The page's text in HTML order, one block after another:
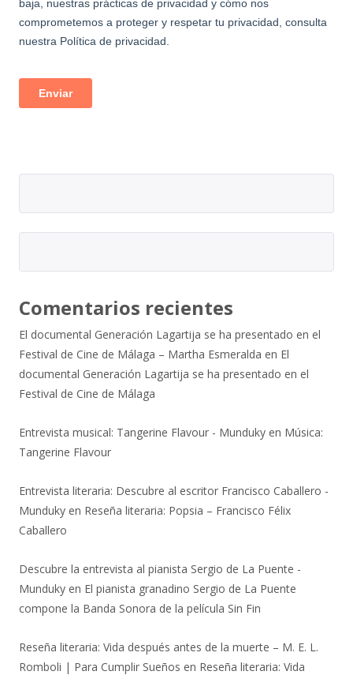
Comentarios recientes
El documental Generación Lagartija se ha presentado en el
Festival de Cine de Málaga – Martha Esmeralda en El
documental Generación Lagartija se ha presentado en el
Festival de Cine de Málaga
Entrevista musical: Tangerine Flavour - Munduky en Música:
Tangerine Flavour
Entrevista literaria: Descubre al escritor Francisco Caballero -
Munduky en Reseña literaria: Popsia – Francisco Félix
Caballero
Descubre la entrevista al pianista Sergio de La Puente -
Munduky en El pianista granadino Sergio de La Puente
compone la Banda Sonora de la película Sin Fin
Reseña literaria: Vida después antes de la muerte – M. E. L.
Romboli | Para Cumplir Sueños en Reseña literaria: Vida